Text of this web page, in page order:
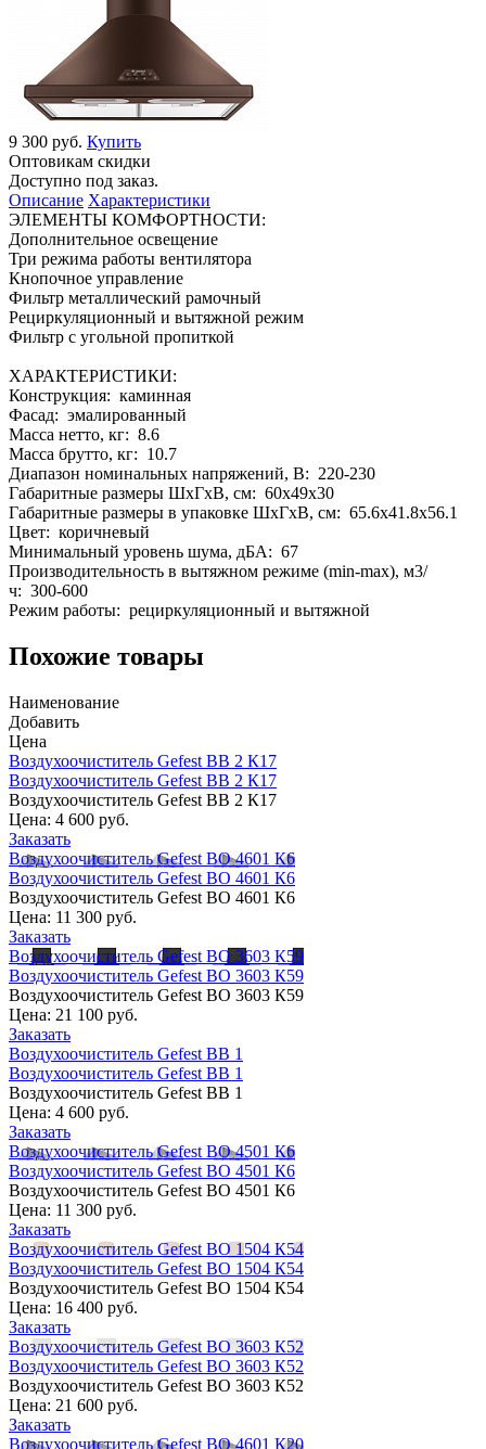
9 300 руб. Купить
Оптовикам скидки
Доступно под заказ.
Описание Характеристики
ЭЛЕМЕНТЫ КОМФОРТНОСТИ:
Дополнительное освещение
Три режима работы вентилятора
Кнопочное управление
Фильтр металлический рамочный
Рециркуляционный и вытяжной режим
Фильтр с угольной пропиткой
ХАРАКТЕРИСТИКИ:
Конструкция: каминная
Фасад: эмалированный
Масса нетто, кг: 8.6
Масса брутто, кг: 10.7
Диапазон номинальных напряжений, В: 220-230
Габаритные размеры ШхГхВ, см: 60x49x30
Габаритные размеры в упаковке ШхГхВ, см: 65.6x41.8x56.1
Цвет: коричневый
Минимальный уровень шума, дБА: 67
Производительность в вытяжном режиме (min-max), м3/
ч: 300-600
Режим работы: рециркуляционный и вытяжной
Похожие товары
Наименование
Добавить
Цена
Воздухоочиститель Gefest ВВ 2 К17
Воздухоочиститель Gefest ВВ 2 К17
Воздухоочиститель Gefest ВВ 2 К17
Цена: 4 600 руб.
Заказать
Воздухоочиститель Gefest ВО 4601 К6
Воздухоочиститель Gefest ВО 4601 К6
Воздухоочиститель Gefest ВО 4601 К6
Цена: 11 300 руб.
Заказать
Воздухоочиститель Gefest ВО 3603 К59
Воздухоочиститель Gefest ВО 3603 К59
Воздухоочиститель Gefest ВО 3603 К59
Цена: 21 100 руб.
Заказать
Воздухоочиститель Gefest ВВ 1
Воздухоочиститель Gefest ВВ 1
Воздухоочиститель Gefest ВВ 1
Цена: 4 600 руб.
Заказать
Воздухоочиститель Gefest ВО 4501 К6
Воздухоочиститель Gefest ВО 4501 К6
Воздухоочиститель Gefest ВО 4501 К6
Цена: 11 300 руб.
Заказать
Воздухоочиститель Gefest ВО 1504 К54
Воздухоочиститель Gefest ВО 1504 К54
Воздухоочиститель Gefest ВО 1504 К54
Цена: 16 400 руб.
Заказать
Воздухоочиститель Gefest ВО 3603 К52
Воздухоочиститель Gefest ВО 3603 К52
Воздухоочиститель Gefest ВО 3603 К52
Цена: 21 600 руб.
Заказать
Воздухоочиститель Gefest ВО 4601 К20